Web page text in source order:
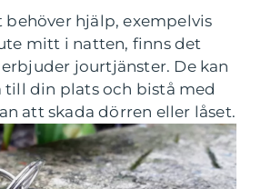
hjälp, exempelvis
mitt i natten, finns det
jourtjänster. De kan
till din plats och bistå med
att skada dörren eller låset.